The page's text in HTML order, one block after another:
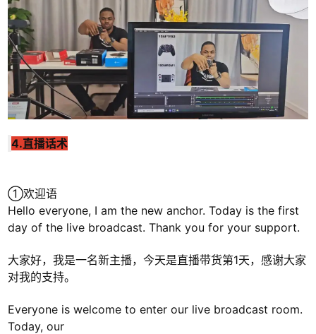
4.直播话术
①欢迎语
Hello everyone, I am the new anchor. Today is the first
day of the live broadcast. Thank you for your support.
大家好，我是一名新主播，今天是直播带货第1天，感谢大家
对我的支持。
Everyone is welcome to enter our live broadcast room.
Today, our